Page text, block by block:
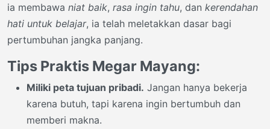
ia membawa niat baik, rasa ingin tahu, dan kerendahan
hati untuk belajar, ia telah meletakkan dasar bagi
pertumbuhan jangka panjang.
Tips Praktis Megar Mayang:
Miliki peta tujuan pribadi. Jangan hanya bekerja
karena butuh, tapi karena ingin bertumbuh dan
memberi makna.